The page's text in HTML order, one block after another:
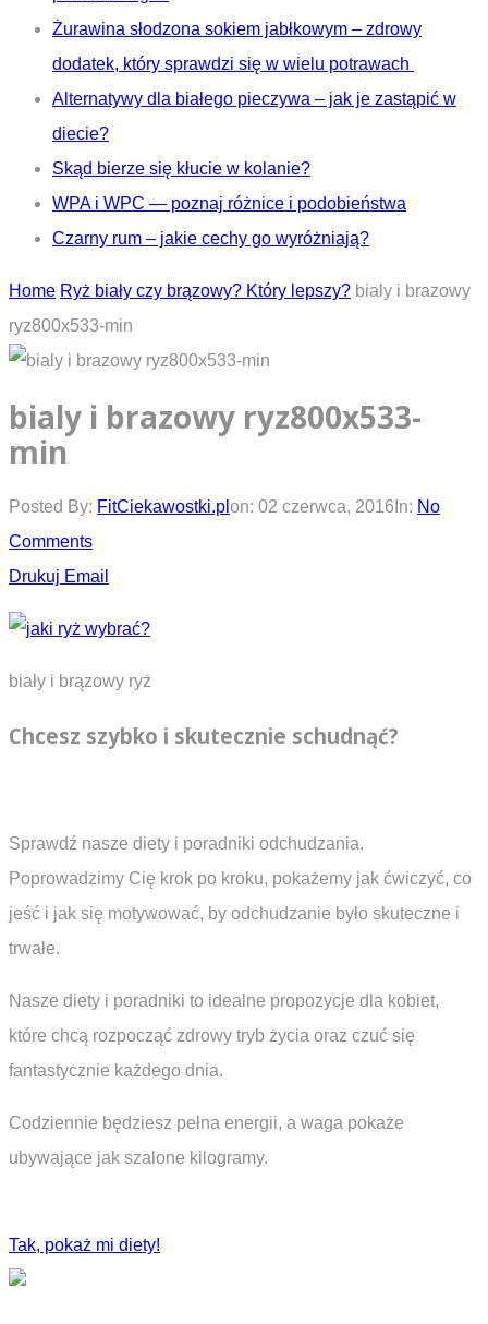
Żurawina słodzona sokiem jabłkowym – zdrowy
dodatek, który sprawdzi się w wielu potrawach
Alternatywy dla białego pieczywa – jak je zastąpić w
diecie?
Skąd bierze się kłucie w kolanie?
WPA i WPC — poznaj różnice i podobieństwa
Czarny rum – jakie cechy go wyróżniają?
Home Ryż biały czy brązowy? Który lepszy? bialy i brazowy
ryz800x533-min
bialy i brazowy ryz800x533-
min
Posted By: FitCiekawostki.pl on: 02 czerwca, 2016 In: No
Comments
Drukuj Email
biały i brązowy ryż
Chcesz szybko i skutecznie schudnąć?
Sprawdź nasze diety i poradniki odchudzania.
Poprowadzimy Cię krok po kroku, pokażemy jak ćwiczyć, co
jeść i jak się motywować, by odchudzanie było skuteczne i
trwałe.
Nasze diety i poradniki to idealne propozycje dla kobiet,
które chcą rozpocząć zdrowy tryb życia oraz czuć się
fantastycznie każdego dnia.
Codziennie będziesz pełna energii, a waga pokaże
ubywające jak szalone kilogramy.
Tak, pokaż mi diety!